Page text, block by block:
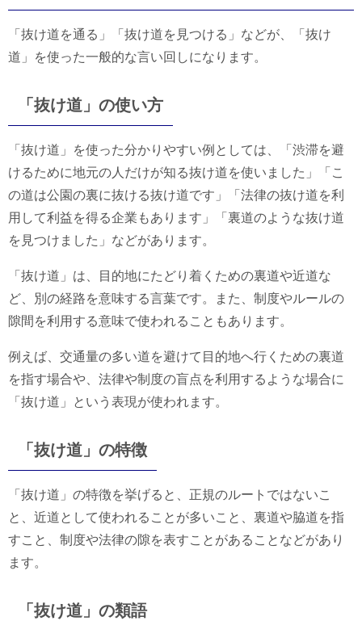
「抜け道を通る」「抜け道を見つける」などが、「抜け
道」を使った一般的な言い回しになります。
「抜け道」の使い方
「抜け道」を使った分かりやすい例としては、「渋滞を避
けるために地元の人だけが知る抜け道を使いました」「こ
の道は公園の裏に抜ける抜け道です」「法律の抜け道を利
用して利益を得る企業もあります」「裏道のような抜け道
を見つけました」などがあります。
「抜け道」は、目的地にたどり着くための裏道や近道な
ど、別の経路を意味する言葉です。また、制度やルールの
隙間を利用する意味で使われることもあります。
例えば、交通量の多い道を避けて目的地へ行くための裏道
を指す場合や、法律や制度の盲点を利用するような場合に
「抜け道」という表現が使われます。
「抜け道」の特徴
「抜け道」の特徴を挙げると、正規のルートではないこ
と、近道として使われることが多いこと、裏道や脇道を指
すこと、制度や法律の隙を表すことがあることなどがあり
ます。
「抜け道」の類語